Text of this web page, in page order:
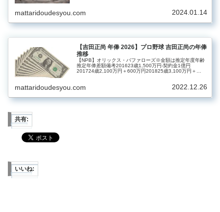
mattaridoudesyou.com 2024.01.14
【吉田正尚 年俸 2026】プロ野球 吉田正尚の年俸
推移
【NPB】オリックス・バファローズ※金額は推定年度年齢
推定年俸差額備考201623歳1,500万円‐契約金1億円
201724歳2,100万円＋600万円201825歳3,100万円＋
mattaridoudesyou.com 2022.12.26
共有:
いいね: